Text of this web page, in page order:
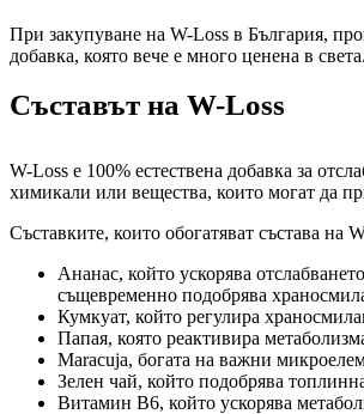
При закупуване на W-Loss в България,
добавка, която вече е много ценена в
Съставът на W-Loss
W-Loss е 100% естествена добавка за
химикали или вещества, които могат да
Съставките, които обогатяват състава на
Ананас, който ускорява
същевременно подобрява
Кумкуат, който регулира
Папая, която реактивира
Maracuja, богата на важни
Зелен чай, който подобрява
Витамин B6, който ускорява